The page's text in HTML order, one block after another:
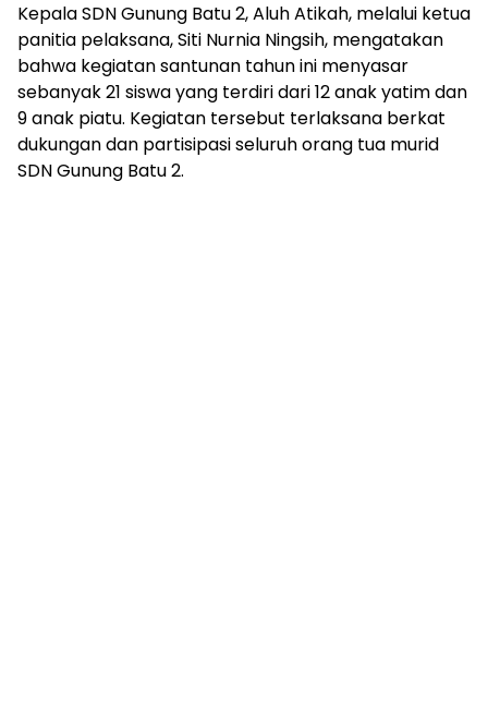
Kepala SDN Gunung Batu 2, Aluh Atikah, melalui ketua
panitia pelaksana, Siti Nurnia Ningsih, mengatakan
bahwa kegiatan santunan tahun ini menyasar
sebanyak 21 siswa yang terdiri dari 12 anak yatim dan
9 anak piatu. Kegiatan tersebut terlaksana berkat
dukungan dan partisipasi seluruh orang tua murid
SDN Gunung Batu 2.